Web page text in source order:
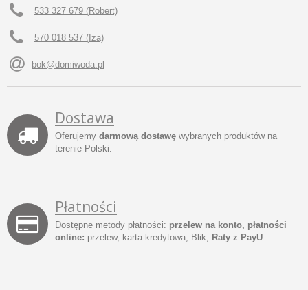
533 327 679 (Robert)
570 018 537 (Iza)
bok@domiwoda.pl
Dostawa
Oferujemy darmową dostawę wybranych produktów na
terenie Polski.
Płatności
Dostępne metody płatności: przelew na konto, płatności
online: przelew, karta kredytowa, Blik, Raty z PayU.